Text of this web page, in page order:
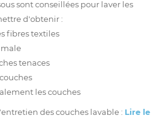
sont conseillées pour laver les
d'obtenir :
fibres textiles
tenaces
les couches
des couches lavable : Lire le